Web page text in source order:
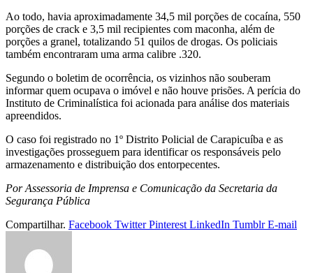
Ao todo, havia aproximadamente 34,5 mil porções de cocaína, 550
porções de crack e 3,5 mil recipientes com maconha, além de
porções a granel, totalizando 51 quilos de drogas. Os policiais
também encontraram uma arma calibre .320.
Segundo o boletim de ocorrência, os vizinhos não souberam
informar quem ocupava o imóvel e não houve prisões. A perícia do
Instituto de Criminalística foi acionada para análise dos materiais
apreendidos.
O caso foi registrado no 1º Distrito Policial de Carapicuíba e as
investigações prosseguem para identificar os responsáveis pelo
armazenamento e distribuição dos entorpecentes.
Por Assessoria de Imprensa e Comunicação da Secretaria da
Segurança Pública
Compartilhar. Facebook Twitter Pinterest LinkedIn Tumblr E-mail